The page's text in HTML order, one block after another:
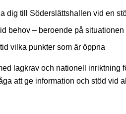
dig till Söderslättshallen vid en
behov – beroende på situationen
vilka punkter som är öppna
lagkrav och nationell inriktning
att ge information och stöd vid